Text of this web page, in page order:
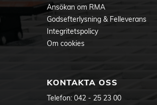
Ansökan om RMA
Godsefterlysning & Felleverans
Integritetspolicy
Om cookies
KONTAKTA OSS
Telefon: 042 - 25 23 00